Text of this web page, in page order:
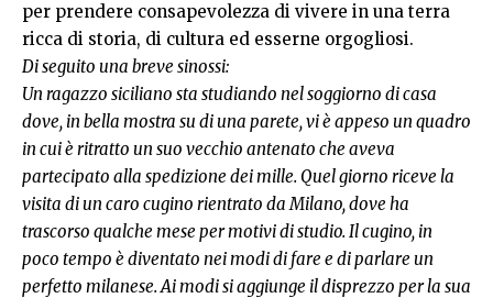
per prendere consapevolezza di vivere in una terra
ricca di storia, di cultura ed esserne orgogliosi.
Di seguito una breve sinossi:
Un ragazzo siciliano sta studiando nel soggiorno di casa
dove, in bella mostra su di una parete, vi è appeso un quadro
in cui è ritratto un suo vecchio antenato che aveva
partecipato alla spedizione dei mille. Quel giorno riceve la
visita di un caro cugino rientrato da Milano, dove ha
trascorso qualche mese per motivi di studio. Il cugino, in
poco tempo è diventato nei modi di fare e di parlare un
perfetto milanese. Ai modi si aggiunge il disprezzo per la sua